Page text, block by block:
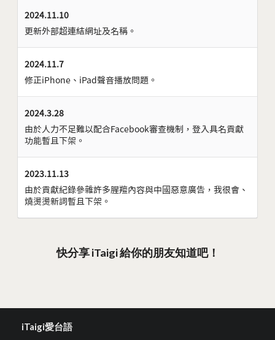
2024.11.10
更新外部超連結網址及名稱。
2024.11.7
修正iPhone、iPad聲音播放問題。
2024.3.28
由於人力不足難以配合Facebook審查機制，登入具名貢獻
功能暫且下架。
2023.11.13
由於貢獻紀錄參雜許多腥羶內容與中國惡意廣告，我很會、
燒燙燙新詞暫且下架。
快分享 iTaigi 給你的朋友知道吧！
iTaigi愛台語